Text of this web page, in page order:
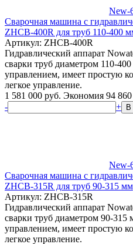
New-
Сварочная машина с
ZHCB-400R для труб 110-400
Артикул: ZHCB-400R
Гидравлический аппарат
сварки труб диаметром 110-
управлением, имеет простую
легкое управление.
1 581 000 руб. Экономия 94 860
-
+ В
New-
Сварочная машина с
ZHCB-315R для труб 90-315 мм
Артикул: ZHCB-315R
Гидравлический аппарат
сварки труб диаметром 90-315
управлением, имеет простую
легкое управление.